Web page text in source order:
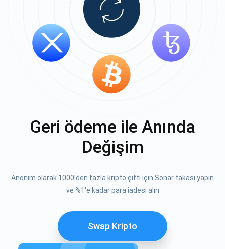
Geri ödeme ile Anında
Değişim
Anonim olarak 1000'den fazla kripto çifti için Sonar takası yapın
ve %1'e kadar para iadesi alın
Swap Kripto